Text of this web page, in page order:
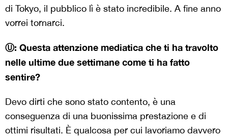
di Tokyo, il pubblico lì è stato incredibile. A fine anno
vorrei tornarci.
Ⓤ: Questa attenzione mediatica che ti ha travolto
nelle ultime due settimane come ti ha fatto
sentire?
Devo dirti che sono stato contento, è una
conseguenza di una buonissima prestazione e di
ottimi risultati. È qualcosa per cui lavoriamo davvero